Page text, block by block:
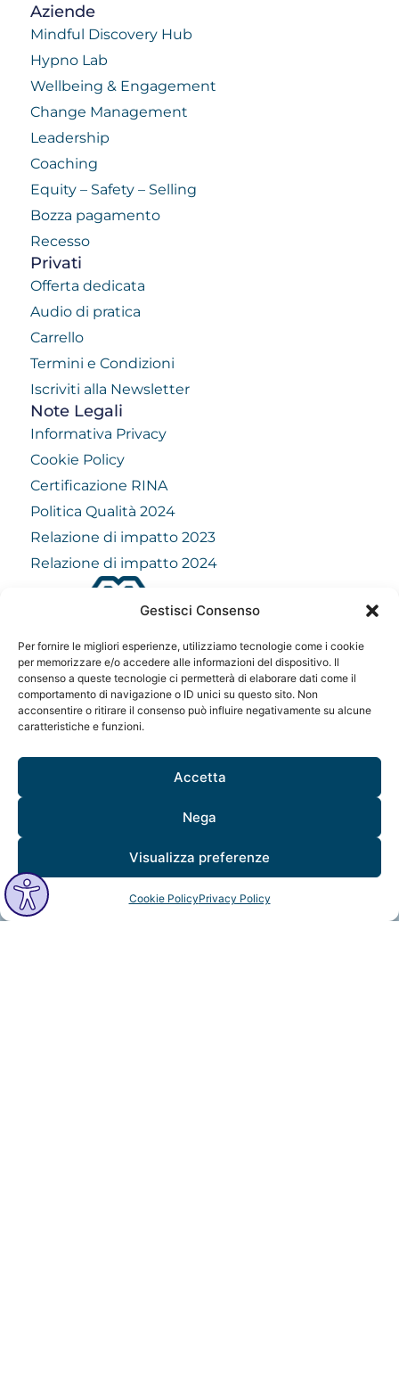
Gestisci Consenso
Per fornire le migliori esperienze, utilizziamo tecnologie come i cookie
per memorizzare e/o accedere alle informazioni del dispositivo. Il
consenso a queste tecnologie ci permetterà di elaborare dati come il
comportamento di navigazione o ID unici su questo sito. Non
acconsentire o ritirare il consenso può influire negativamente su alcune
caratteristiche e funzioni.
Accetta
Nega
Visualizza preferenze
Cookie PolicyPrivacy Policy
Aziende
Mindful Discovery Hub
Hypno Lab
Wellbeing & Engagement
Change Management
Leadership
Coaching
Equity – Safety – Selling
Bozza pagamento
Recesso
Privati
Offerta dedicata
Audio di pratica
Carrello
Termini e Condizioni
Iscriviti alla Newsletter
Note Legali
Informativa Privacy
Cookie Policy
Certificazione RINA
Politica Qualità 2024
Relazione di impatto 2023
Relazione di impatto 2024
info@mindfulvision.it
MindfulVision srl
“Società Benefit”
Via Monte Rosa 21, 20149, Milano
C.F. / P. IVA: 12706961005